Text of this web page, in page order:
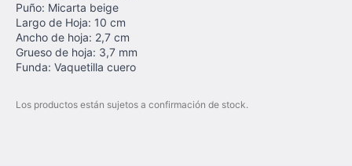
Puño: Micarta beige
Largo de Hoja: 10 cm
Ancho de hoja: 2,7 cm
Grueso de hoja: 3,7 mm
Funda: Vaquetilla cuero
Los productos están sujetos a confirmación de stock.